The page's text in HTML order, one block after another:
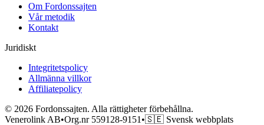
Om Fordonssajten
Vår metodik
Kontakt
Juridiskt
Integritetspolicy
Allmänna villkor
Affiliatepolicy
© 2026 Fordonssajten. Alla rättigheter förbehållna.
Venerolink AB•Org.nr 559128-9151 •🇸🇪 Svensk webbplats